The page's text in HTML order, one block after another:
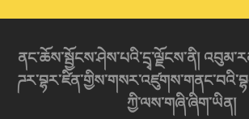
ནང་ཆོས་སྦྱོངས་ཤེས་པའི་དྲྭ་ལྗོངས་ནི།
ཀྱི་ལས་གཞི་ཞིག་ཡིན།